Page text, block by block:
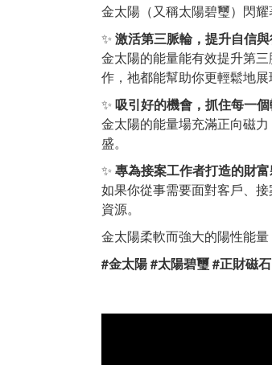
金太陽（又稱太陽碧璽）閃
✨ 激活第三脈輪，提升自信
金太陽的能量能有效提升第
作，祂都能幫助你更輕鬆地展
✨ 吸引好的機會，抓住每一
金太陽的能量場充滿正向磁
盛。
✨ 專為接案工作者打造的財
如果你從事需要面對客戶、
資源。
金太陽柔軟而強大的陽性能
#金太陽 #太陽碧璽 #正財磁